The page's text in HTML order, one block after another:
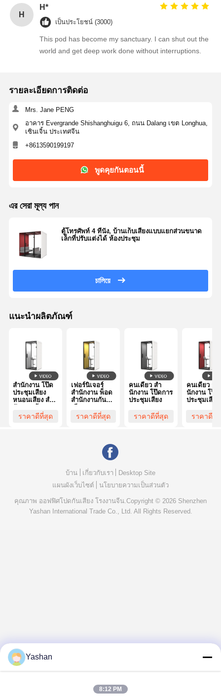
ร์
ช็
,
H
H*
เป็นประโยชน์ (3000)
This pod has become my sanctuary. I can shut out the
world and get deep work done without interruptions.
รายละเอียดการติดต่อ
Mrs. Jane PENG
อาคาร Evergrande Shishanghuigu 6, ถนน Dalang เขต Longhua,
เซินเจิ้น ประเทศจีน
+8613590199197
พูดคุยกันตอนนี้
এর সেরা মূল্য পান
ตู้โทรศัพท์ 4 ที่นั่ง, บ้านเก็บเสียงแบบแยกส่วนขนาด
เล็กที่ปรับแต่งได้ ห้องประชุม
চালিয়ে
แนะนำผลิตภัณฑ์
สํานักงาน โป๊ด
ประชุมเสียง
หนอนเสียง สํา
เงียบ
ราคาดีที่สุด
เฟอร์นิเจอร์
สำนักงาน พ็อด
สำนักงานกัน
โทรศัพท์
สำนักงานแบบ
ราคาดีที่สุด
คนเดียว สํา
นักงาน โป๊ดการ
ประชุมเสียง
ราคาดีที่สุด
คนเดียว สํา
นักงาน โป๊ด
ประชุมเสียง
ราคาดีที่
บ้าน เกี่ยวกับเรา
Desktop Site
แผนผังเว็บไซต์
นโยบายความเป็นส่วนตัว
คุณภาพ ออฟฟิศโปดกันเสียง โรงงานจีน.Copyright © 2026 Shenzhen
Yashan International Trade Co., Ltd. All Rights Reserved.
Yashan
8:12 PM